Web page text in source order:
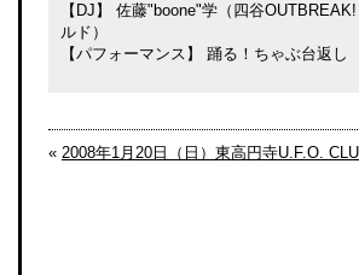
【DJ】 佐藤"boone"学（四谷
ルド）
【パフォーマンス】 踊る！ちゃぶ台返し
« 2008年1月20日（日）東高円寺U.F.O.